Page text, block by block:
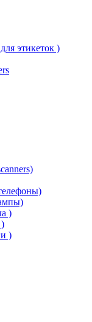
этикеток )
)
)